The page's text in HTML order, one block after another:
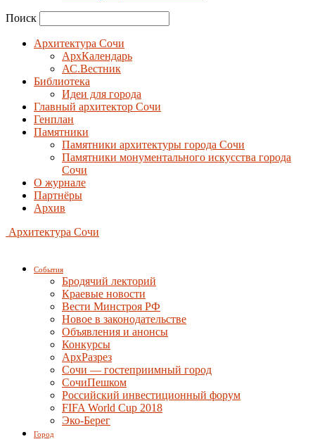
Поиск
Архитектура Сочи
АрхКалендарь
АС.Вестник
Библиотека
Идеи для города
Главный архитектор Сочи
Генплан
Памятники
Памятники архитектуры города Сочи
Памятники монументального искусства города
Сочи
О журнале
Партнёры
Архив
Архитектура Сочи
События
Бродячий лекторий
Краевые новости
Вести Минстроя РФ
Новое в законодательстве
Объявления и анонсы
Конкурсы
АрхРазрез
Сочи — гостеприимный город
СочиПешком
Российский инвестиционный форум
FIFA World Cup 2018
Эко-Берег
Город